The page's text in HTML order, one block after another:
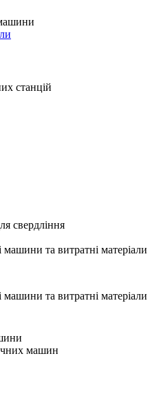
станцій
свердління
машини та витратні матеріали
машини та витратні матеріали
машин